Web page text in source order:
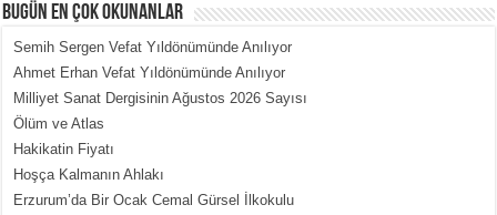
MEHMET ÇOBAN
İçerdeki Put Dışardaki Maskeler...
BUGÜN EN ÇOK OKUNANLAR
Semih Sergen Vefat Yıldönümünde Anılıyor
Ahmet Erhan Vefat Yıldönümünde Anılıyor
Milliyet Sanat Dergisinin Ağustos 2026 Sayısı
Ölüm ve Atlas
Hakikatin Fiyatı
Hoşça Kalmanın Ahlakı
Erzurum’da Bir Ocak Cemal Gürsel İlkokulu